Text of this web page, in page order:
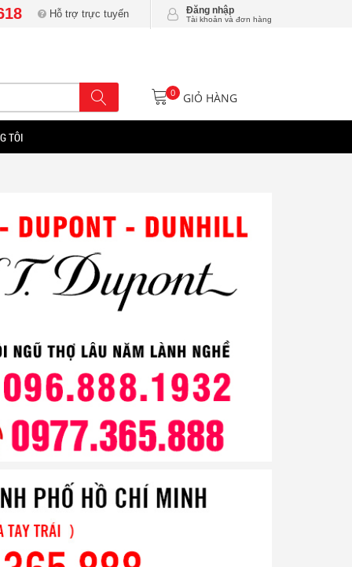
Hỗ trợ trực tuyến Đăng nhập
Tài khoản và đơn hàng
0 GIỎ HÀNG
TÔI